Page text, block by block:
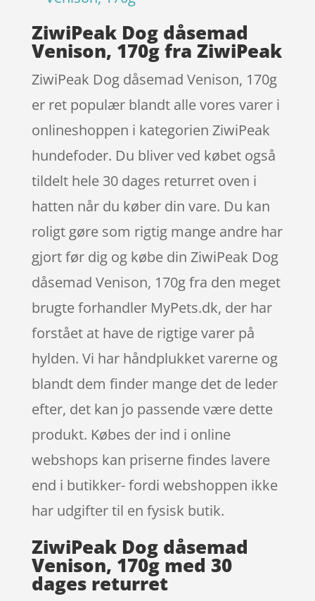
ZiwiPeak Dog dåsemad
Venison, 170g fra ZiwiPeak
ZiwiPeak Dog dåsemad Venison, 170g
er ret populær blandt alle vores varer i
onlineshoppen i kategorien ZiwiPeak
hundefoder. Du bliver ved købet også
tildelt hele 30 dages returret oven i
hatten når du køber din vare. Du kan
roligt gøre som rigtig mange andre har
gjort før dig og købe din ZiwiPeak Dog
dåsemad Venison, 170g fra den meget
brugte forhandler MyPets.dk, der har
forstået at have de rigtige varer på
hylden. Vi har håndplukket varerne og
blandt dem finder mange det de leder
efter, det kan jo passende være dette
produkt. Købes der ind i online
webshops kan priserne findes lavere
end i butikker- fordi webshoppen ikke
har udgifter til en fysisk butik.
ZiwiPeak Dog dåsemad
Venison, 170g med 30
dages returret